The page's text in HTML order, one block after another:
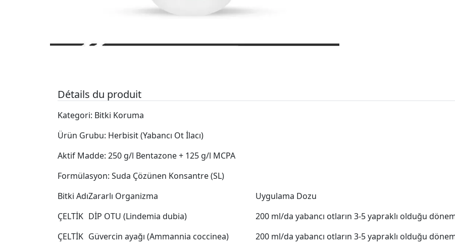
Détails du produit
Kategori: Bitki Koruma
Ürün Grubu: Herbisit (Yabancı Ot İlacı)
Aktif Madde: 250 g/l Bentazone + 125 g/l MCPA
Formülasyon: Suda Çözünen Konsantre (SL)
Bitki AdıZararlı Organizma Uygulama Dozu
ÇELTİK DİP OTU (Lindemia dubia) 200 ml/da yabancı otların 3-5 yapraklı olduğu
ÇELTİK Güvercin ayağı (Ammannia coccinea) 200 ml/da yabancı otların 3-5 yapraklı olduğu